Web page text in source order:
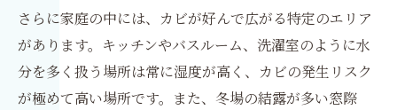
さらに家庭の中には、カビが好んで広がる特定のエリア
があります。キッチンやバスルーム、洗濯室のように水
分を多く扱う場所は常に湿度が高く、カビの発生リスク
が極めて高い場所です。また、冬場の結露が多い窓際